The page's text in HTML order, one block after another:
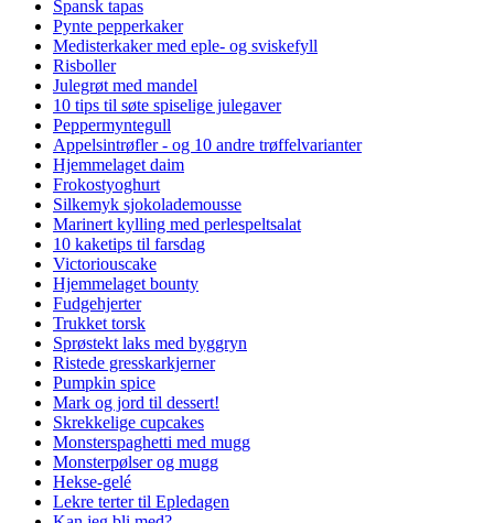
Spansk tapas
Pynte pepperkaker
Medisterkaker med eple- og sviskefyll
Risboller
Julegrøt med mandel
10 tips til søte spiselige julegaver
Peppermyntegull
Appelsintrøfler - og 10 andre trøffelvarianter
Hjemmelaget daim
Frokostyoghurt
Silkemyk sjokolademousse
Marinert kylling med perlespeltsalat
10 kaketips til farsdag
Victoriouscake
Hjemmelaget bounty
Fudgehjerter
Trukket torsk
Sprøstekt laks med byggryn
Ristede gresskarkjerner
Pumpkin spice
Mark og jord til dessert!
Skrekkelige cupcakes
Monsterspaghetti med mugg
Monsterpølser og mugg
Hekse-gelé
Lekre terter til Epledagen